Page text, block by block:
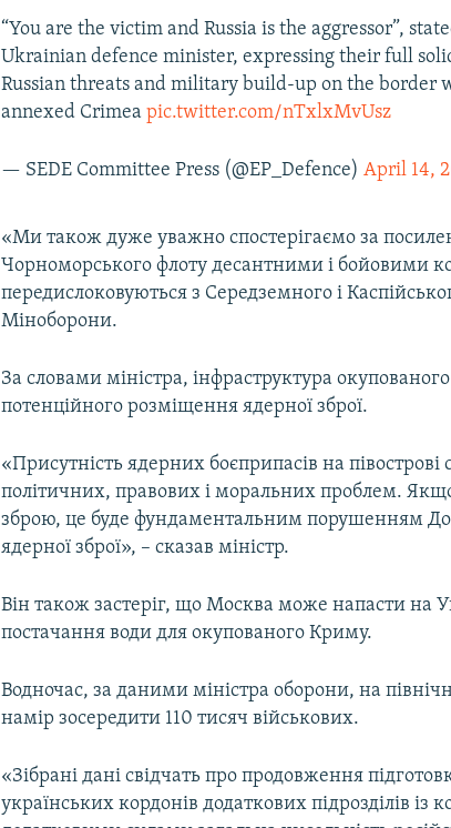
“You are the victim and Russia is the aggressor”,
Ukrainian defence minister, expressing their full
Russian threats and military build-up on the border
annexed Crimeapic.twitter.com/nTxlxMvUsz
— SEDE Committee Press (@EP_Defence)April 14,
«Ми також дуже уважно спостерігаємо за
Чорноморського флоту десантними і бойовими
передислоковуються з Середземного і
Міноборони.
За словами міністра, інфраструктура
потенційного розміщення ядерної зброї.
«Присутність ядерних боєприпасів на
політичних, правових і моральних проблем.
зброю, це буде фундаментальним порушенням
ядерної зброї», – сказав міністр.
Він також застеріг, що Москва може напасти на
постачання води для окупованого Криму.
Водночас, за даними міністра оборони, на
намір зосередити 110 тисяч військових.
«Зібрані дані свідчать про продовження
українських кордонів додаткових підрозділів із